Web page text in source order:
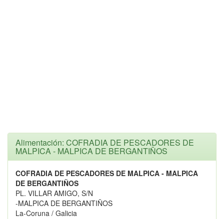
Alimentación: COFRADIA DE PESCADORES DE
MALPICA - MALPICA DE BERGANTIÑOS
COFRADIA DE PESCADORES DE MALPICA - MALPICA
DE BERGANTIÑOS
PL. VILLAR AMIGO, S/N
-MALPICA DE BERGANTIÑOS
La-Coruna / Galicia